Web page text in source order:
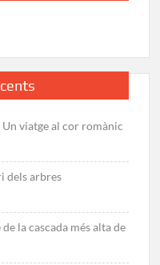
Un viatge al cor romànic
dels arbres
la cascada més alta de